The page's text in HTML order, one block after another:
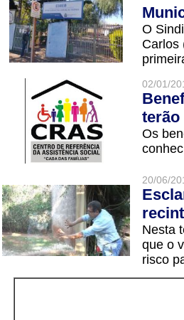
O
Carlos
02/01/
terão
Os
20/06/
Nesta
que o
risco